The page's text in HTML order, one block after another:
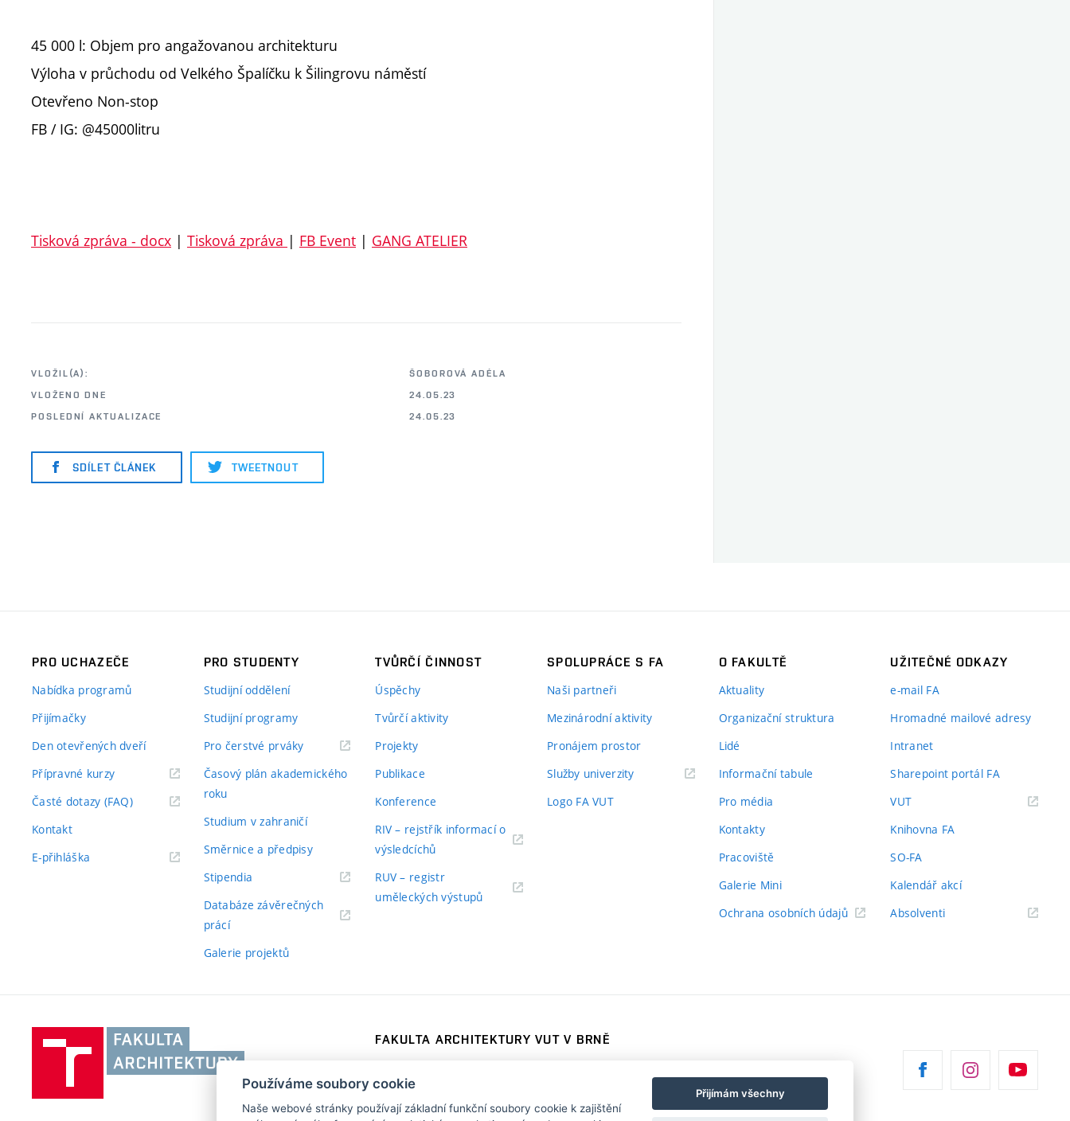
45 000 l: Objem pro angažovanou architekturu
Výloha v průchodu od Velkého Špalíčku k Šilingrovu náměstí
Otevřeno Non-stop
FB / IG: @45000litru
Tisková zpráva - docx | Tisková zpráva | FB Event | GANG ATELIER
VLOŽIL(A):
ŠOBOROVÁ ADÉLA
VLOŽENO DNE
24.05.23
POSLEDNÍ AKTUALIZACE
24.05.23
SDÍLET ČLÁNEK TWEETNOUT
PRO UCHAZEČE
Nabídka programů
Přijímačky
Den otevřených dveří
Přípravné kurzy
Časté dotazy (FAQ)
Kontakt
E-přihláška
PRO STUDENTY
Studijní oddělení
Studijní programy
Pro čerstvé prváky
Časový plán akademického
roku
Studium v zahraničí
Směrnice a předpisy
Stipendia
Databáze závěrečných
prácí
Galerie projektů
TVŮRČÍ ČINNOST
Úspěchy
Tvůrčí aktivity
Projekty
Publikace
Konference
RIV – rejstřík informací o
výsledcíchů
RUV – registr
uměleckých výstupů
SPOLUPRÁCE S FA
Naši partneři
Mezinárodní aktivity
Pronájem prostor
Služby univerzity
Logo FA VUT
O FAKULTĚ
Aktuality
Organizační struktura
Lidé
Informační tabule
Pro média
Kontakty
Pracoviště
Galerie Mini
Ochrana osobních údajů
UŽITEČNÉ ODKAZY
e-mail FA
Hromadné mailové adresy
Intranet
Sharepoint portál FA
VUT(externí
Knihovna FA
SO-FA
Kalendář akcí
Absolventi(externí
učení
technické
Brně,
FAKULTA ARCHITEKTURY VUT V BRNĚ
Telefon: 54114 6600
Používáme soubory cookie
Naše webové stránky používají základní funkční soubory cookie k zajištění
Přijímám všechny